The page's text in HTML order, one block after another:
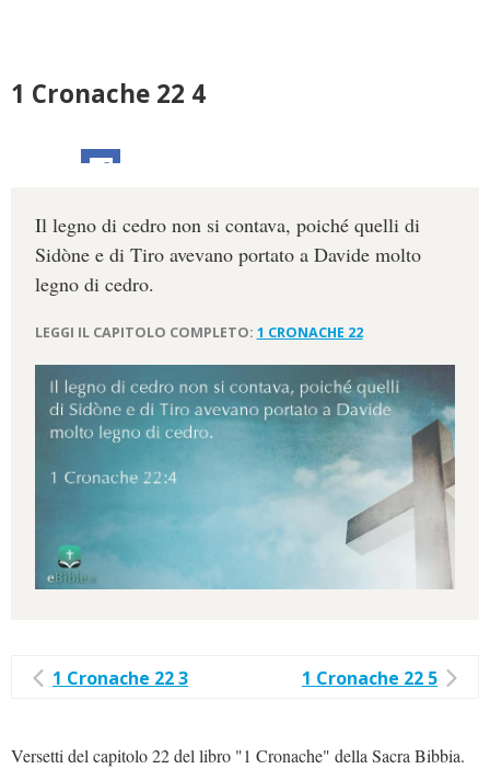
1 Cronache 22 4
Il legno di cedro non si contava, poiché quelli di
Sidòne e di Tiro avevano portato a Davide molto
legno di cedro.
LEGGI IL CAPITOLO COMPLETO: 1 CRONACHE 22
1 Cronache 22 3 1 Cronache 22 5
Versetti del capitolo 22 del libro "1 Cronache" della Sacra Bibbia.